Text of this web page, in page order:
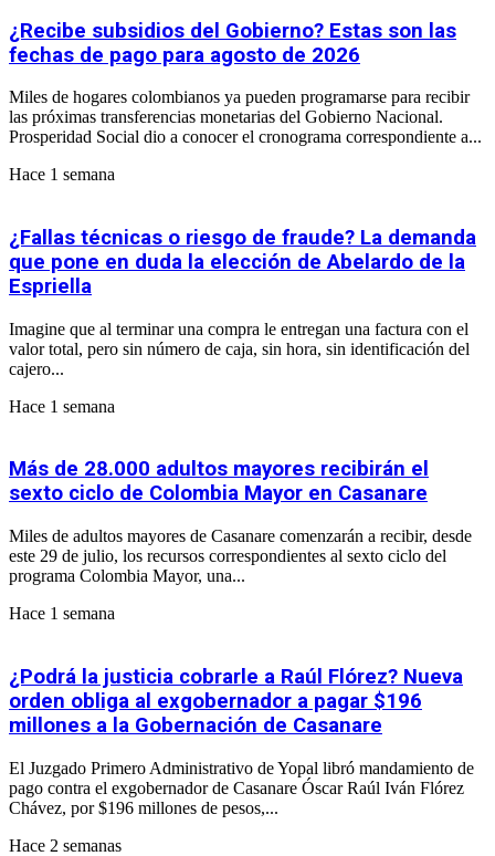
¿Recibe subsidios del Gobierno? Estas son las
fechas de pago para agosto de 2026
Miles de hogares colombianos ya pueden programarse para recibir
las próximas transferencias monetarias del Gobierno Nacional.
Prosperidad Social dio a conocer el cronograma correspondiente a...
Hace 1 semana
¿Fallas técnicas o riesgo de fraude? La demanda
que pone en duda la elección de Abelardo de la
Espriella
Imagine que al terminar una compra le entregan una factura con el
valor total, pero sin número de caja, sin hora, sin identificación del
cajero...
Hace 1 semana
Más de 28.000 adultos mayores recibirán el
sexto ciclo de Colombia Mayor en Casanare
Miles de adultos mayores de Casanare comenzarán a recibir, desde
este 29 de julio, los recursos correspondientes al sexto ciclo del
programa Colombia Mayor, una...
Hace 1 semana
¿Podrá la justicia cobrarle a Raúl Flórez? Nueva
orden obliga al exgobernador a pagar $196
millones a la Gobernación de Casanare
El Juzgado Primero Administrativo de Yopal libró mandamiento de
pago contra el exgobernador de Casanare Óscar Raúl Iván Flórez
Chávez, por $196 millones de pesos,...
Hace 2 semanas